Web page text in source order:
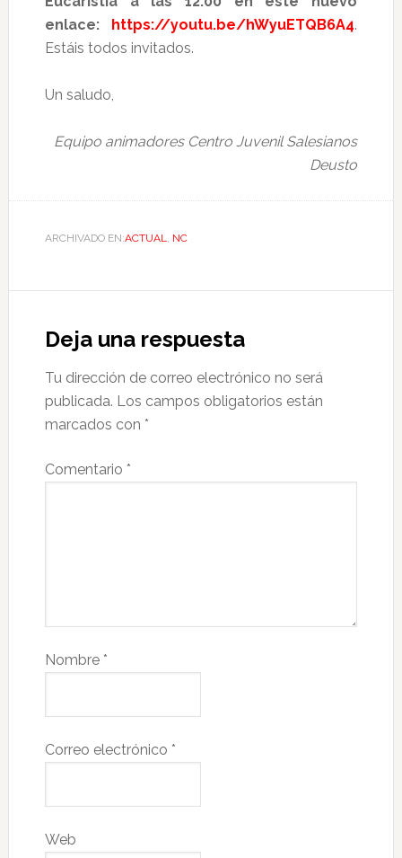
enlace:
https://youtu.be/hWyuETQB6A4.
Estáis todos invitados.
Un saludo,
Equipo animadores Centro Juvenil Salesianos
Deusto
ARCHIVADO EN:ACTUAL, NC
Deja una respuesta
Tu dirección de correo electrónico no será
publicada. Los campos obligatorios están
marcados con *
Comentario *
Nombre *
Correo electrónico *
Web